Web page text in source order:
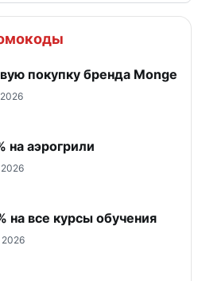
покупку бренда Monge
на аэрогрили
на все курсы обучения
2026